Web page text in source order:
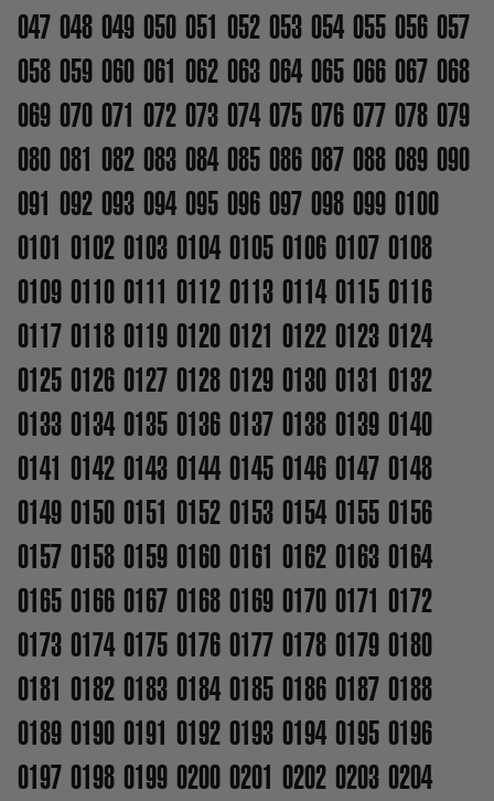
047 048 049 050 051 052 053 054 055 056 057
058 059 060 061 062 063 064 065 066 067 068
069 070 071 072 073 074 075 076 077 078 079
080 081 082 083 084 085 086 087 088 089 090
091 092 093 094 095 096 097 098 099 0100
0101 0102 0103 0104 0105 0106 0107 0108
0109 0110 0111 0112 0113 0114 0115 0116
0117 0118 0119 0120 0121 0122 0123 0124
0125 0126 0127 0128 0129 0130 0131 0132
0133 0134 0135 0136 0137 0138 0139 0140
0141 0142 0143 0144 0145 0146 0147 0148
0149 0150 0151 0152 0153 0154 0155 0156
0157 0158 0159 0160 0161 0162 0163 0164
0165 0166 0167 0168 0169 0170 0171 0172
0173 0174 0175 0176 0177 0178 0179 0180
0181 0182 0183 0184 0185 0186 0187 0188
0189 0190 0191 0192 0193 0194 0195 0196
0197 0198 0199 0200 0201 0202 0203 0204